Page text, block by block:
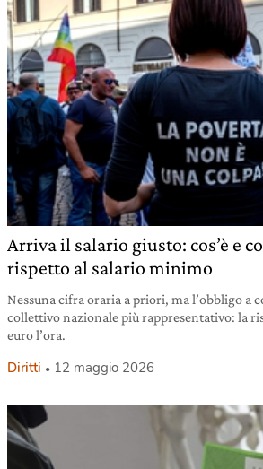
Arriva il salario giusto: cos’è e
rispetto al salario minimo
Nessuna cifra oraria a priori, ma l’obbligo a
collettivo nazionale più rappresentativo: la
euro l’ora.
Diritti 12 maggio 2026